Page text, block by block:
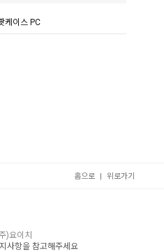
케이스 PC
홈으로 | 위로가기
)요이치
사항을 참고해주세요